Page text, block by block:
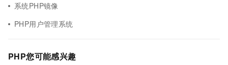
系统PHP镜像
PHP用户管理系统
PHP您可能感兴趣